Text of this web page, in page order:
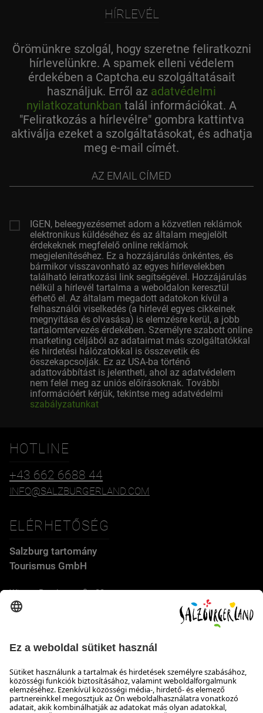
HÍRLEVÉL
Örömünkre szolgál, hogy szeretne feliratkozni
hírlevelünkre. A spamek elleni védelem
érdekében a Captcha.eu szolgáltatásait
használjuk. Erről az adatvédelmi
nyilatkozatunkban talál információkat. A
"Feliratkozás a hírlevélre" gombra kattintva
aktiválja ezeket a szolgáltatásokat, és adhatja
meg e-mail címét.
címed
IGEN, beleegyezésemet adom a közvetlen reklámok
elektronikus küldéséhez és az általam megjelölt
érdekeknek megfelelő online reklámok
megjelenítéséhez. Ez a hozzájárulás önkéntes, és
bármikor visszavonható az egyes hírlevelekben
található leiratkozási link segítségével. Hozzájárulás
nélkül a hírlevél tartalma a weboldalon keresztül
érhető el. Az általam megadott adatokon kívül a
felhasználói viselkedés (a hírlevél egyes cikkeinek
megnyitása és olvasása) is elemzésre kerül, a jobb
tartalomtervezés érdekében. Személyre szabott online
marketing céljából az adataimat más szolgáltatókkal
és hirdetési hálózatokkal is összevetik és
összekapcsolják. Ez az USA-ba történő
adattovábbítást is jelentheti, ahol az adatvédelem
nem felel meg az uniós előírásoknak. További
információért kérjük, tekintse meg adatvédelmi
szabályzatunkat
HOTLINE
+43 662 6688 44
INFO@SALZBURGERLAND.COM
ELÉRHETŐSÉG
Salzburg tartomány
Tourismus GmbH
Wiener Bundesstraße 23
5300 Hallwang
NYITVATARTÁS
Várjuk jelentkezését